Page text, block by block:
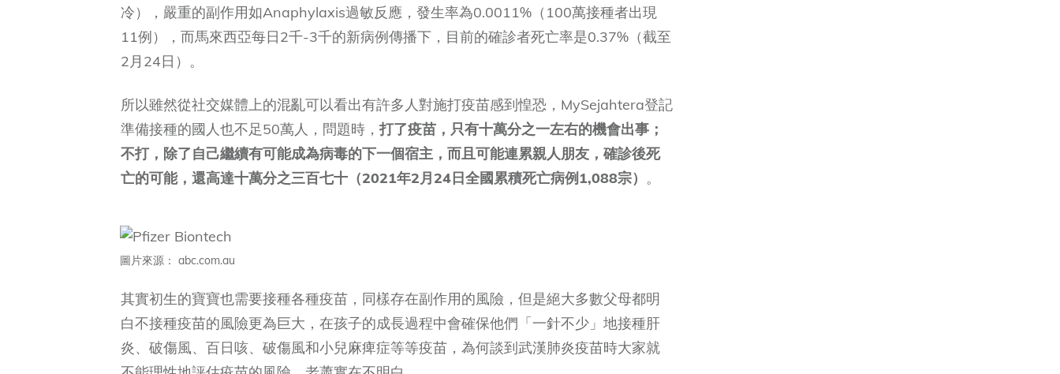
冷），嚴重的副作用如Anaphylaxis過敏反應，發生率為0.0011%（100萬接種者出現
11例），而馬來西亞每日2千-3千的新病例傳播下，目前的確診者死亡率是0.37%（截至
2月24日）。
所以雖然從社交媒體上的混亂可以看出有許多人對施打疫苗感到惶恐，MySejahtera登記
準備接種的國人也不足50萬人，問題時， 打了疫苗，只有十萬分之一左右的機會出事；
不打，除了自己繼續有可能成為病毒的下一個宿主，而且可能連累親人朋友，確診後死
亡的可能，還高達十萬分之三百七十（2021年2月24日全國累積死亡病例1,088宗） 。
圖片來源： abc.com.au
其實初生的寶寶也需要接種各種疫苗，同樣存在副作用的風險，但是絕大多數父母都明
白不接種疫苗的風險更為巨大，在孩子的成長過程中會確保他們「一針不少」地接種肝
炎、破傷風、百日咳、破傷風和小兒麻痺症等等疫苗，為何談到武漢肺炎疫苗時大家就